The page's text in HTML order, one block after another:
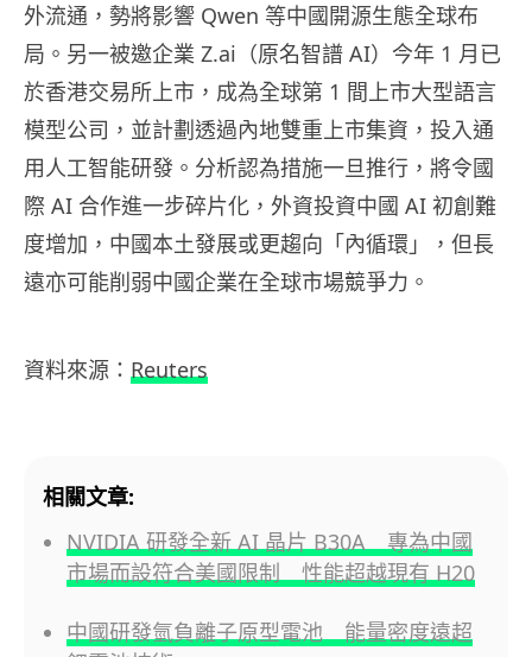
外流通，勢將影響 Qwen 等中國開源生態全球布
局。另一被邀企業 Z.ai（原名智譜 AI）今年 1 月已
於香港交易所上市，成為全球第 1 間上市大型語言
模型公司，並計劃透過內地雙重上市集資，投入通
用人工智能研發。分析認為措施一旦推行，將令國
際 AI 合作進一步碎片化，外資投資中國 AI 初創難
度增加，中國本土發展或更趨向「內循環」，但長
遠亦可能削弱中國企業在全球市場競爭力。
資料來源： Reuters
相關文章:
NVIDIA 研發全新 AI 晶片 B30A 專為中國
市場而設符合美國限制 性能超越現有 H20
中國研發氫負離子原型電池 能量密度遠超